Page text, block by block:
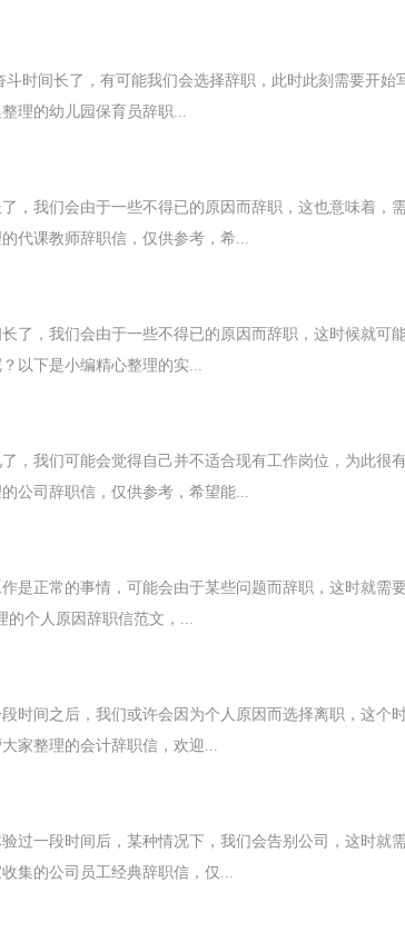
时间长了，有可能我们会选择辞职，此时此刻需要开始
理的幼儿园保育员辞职...
，我们会由于一些不得已的原因而辞职，这也意味着，
代课教师辞职信，仅供参考，希...
了，我们会由于一些不得已的原因而辞职，这时候就可
以下是小编精心整理的实...
，我们可能会觉得自己并不适合现有工作岗位，为此很
公司辞职信，仅供参考，希望能...
是正常的事情，可能会由于某些问题而辞职，这时就需
的个人原因辞职信范文，...
时间之后，我们或许会因为个人原因而选择离职，这个
家整理的会计辞职信，欢迎...
过一段时间后，某种情况下，我们会告别公司，这时就
集的公司员工经典辞职信，仅...